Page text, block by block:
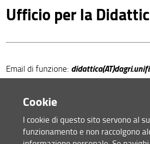
Ufficio per la
Email di funzione:
Piano terra, corridoio nord
Riccardo Martelli-Tel. 055 275 5776
Massimiliano Cravotta-Tel. 055 275
Cookie
I cookie di questo sito servono al
funzionamento e non raccolgono